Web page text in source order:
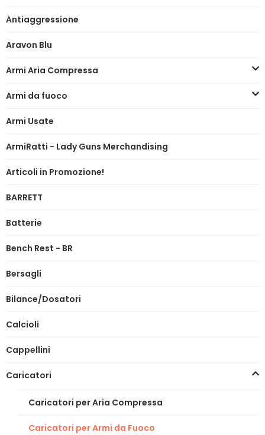
Antiaggressione
Aravon Blu
Armi Aria Compressa
Armi da fuoco
Armi Usate
ArmiRatti - Lady Guns Merchandising
Articoli in Promozione!
BARRETT
Batterie
Bench Rest - BR
Bersagli
Bilance/Dosatori
Calcioli
Cappellini
Caricatori
Caricatori per Aria Compressa
Caricatori per Armi da Fuoco